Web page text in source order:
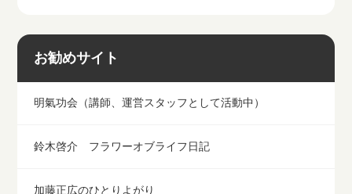
お勧めサイト
明氣功会（講師、運営スタッフとして活動中）
鈴木啓介 フラワーオブライフ日記
加藤正広のひとりよがり